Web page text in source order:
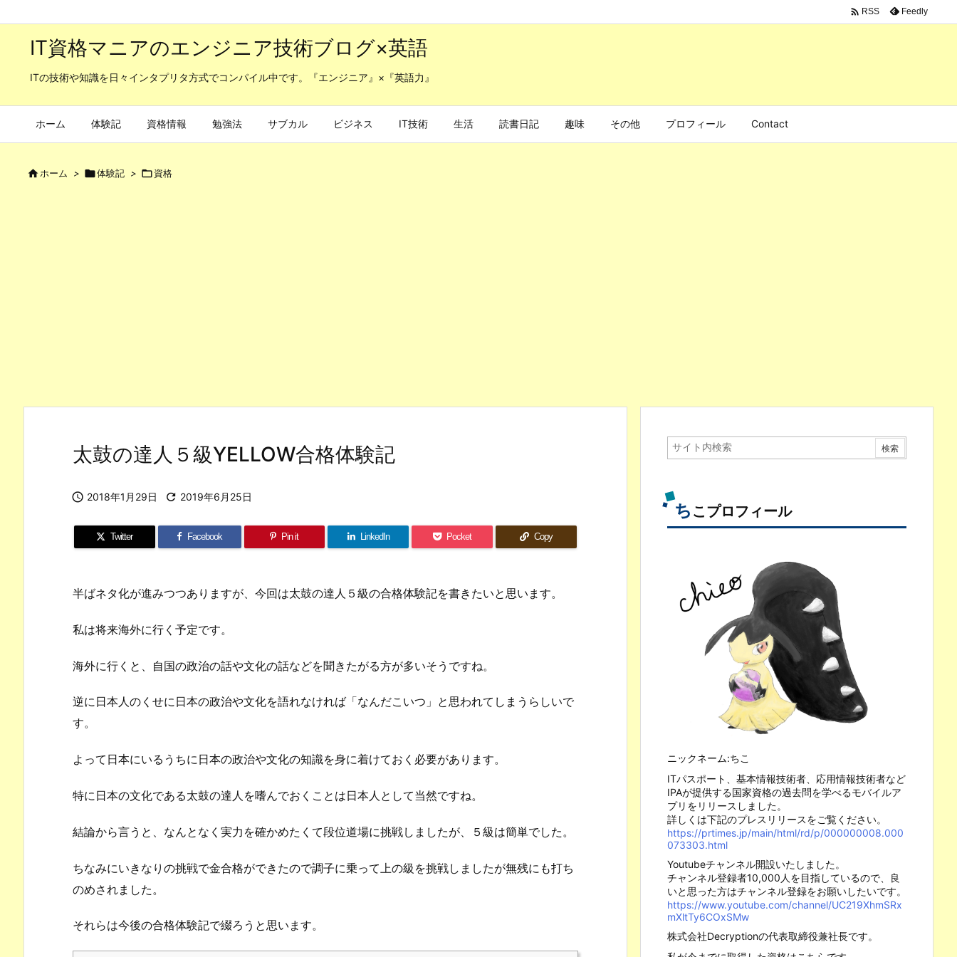
IT資格マニアのエンジニア技術ブログ×英語
ITの技術や知識を日々インタプリタ方式でコンパイル中です。『エンジニア』×『英語力』
ホーム 体験記 資格情報 勉強法 サブカル ビジネス IT技術 生活 読書日記 趣味 その他 プロフィール Contact
 RSS Feedly
ホーム > 体験記 > 資格
太鼓の達人５級YELLOW合格体験記
 2018年1月29日  2019年6月25日
Twitter Facebook Pin it LinkedIn Pocket Copy
半ばネタ化が進みつつありますが、今回は太鼓の達人５級の合格体験記を書きたいと思います。
私は将来海外に行く予定です。
海外に行くと、自国の政治の話や文化の話などを聞きたがる方が多いそうですね。
逆に日本人のくせに日本の政治や文化を語れなければ「なんだこいつ」と思われてしまうらしいで
す。
よって日本にいるうちに日本の政治や文化の知識を身に着けておく必要があります。
特に日本の文化である太鼓の達人を嗜んでおくことは日本人として当然ですね。
結論から言うと、なんとなく実力を確かめたくて段位道場に挑戦しましたが、５級は簡単でした。
ちなみにいきなりの挑戦で金合格ができたので調子に乗って上の級を挑戦しましたが無残にも打ち
のめされました。
それらは今後の合格体験記で綴ろうと思います。
ち こプロフィール
ニックネーム:ちこ
ITパスポート、基本情報技術者、応用情報技術者など
IPAが提供する国家資格の過去問を学べるモバイルア
プリをリリースしました。
詳しくは下記のプレスリリースをご覧ください。
https://prtimes.jp/main/html/rd/p/000000008.000
073303.html
Youtubeチャンネル開設いたしました。
チャンネル登録者10,000人を目指しているので、良
いと思った方はチャンネル登録をお願いしたいです。
https://www.youtube.com/channel/UC219XhmSRx
mXltTy6COxSMw
株式会社Decryptionの代表取締役兼社長です。